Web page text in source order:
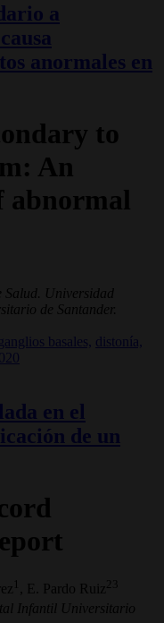
a
anormales en
to
An
abnormal
Salud. Universidad
de Santander.
basales, distonía,
en el
de un
1 , E. Pardo Ruiz 23
Infantil Universitario